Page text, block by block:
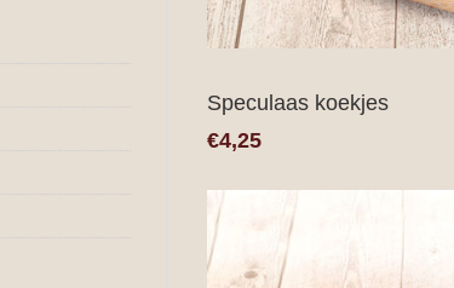
Speculaas koekjes
€4,25